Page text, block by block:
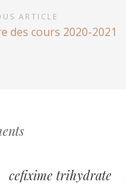
ARTICLE
des cours 2020-2021
cefixime trihydrate